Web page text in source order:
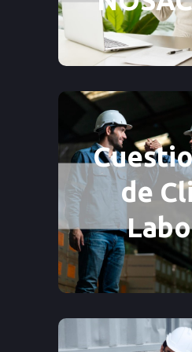
→ Ver
de
de
→ Ver